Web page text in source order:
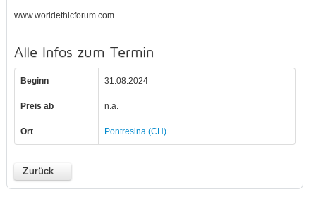
www.worldethicforum.com
Alle Infos zum Termin
Beginn 31.08.2024
Preis ab n.a.
Ort Pontresina (CH)
Zurück